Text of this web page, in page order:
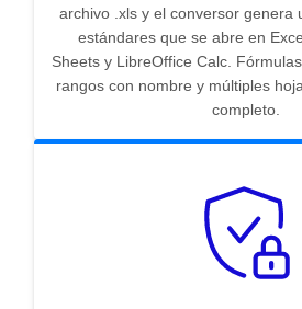
archivo .xls y el conversor genera
estándares que se abre en
Sheets y LibreOffice Calc.
rangos con nombre y múltiples
completo.